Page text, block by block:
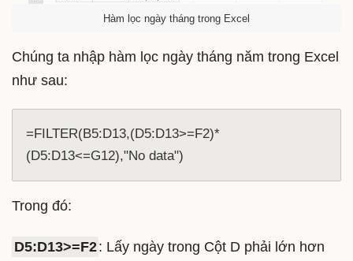
Hàm lọc ngày tháng trong Excel
Chúng ta nhập hàm lọc ngày tháng năm trong Excel
như sau:
=FILTER(B5:D13,(D5:D13>=F2)*
(D5:D13<=G12),"No data")
Trong đó:
D5:D13>=F2: Lấy ngày trong Cột D phải lớn hơn